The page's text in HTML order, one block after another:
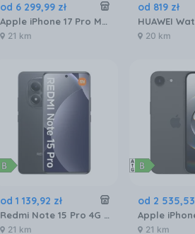
od 6 299,99 zł
Apple iPhone 17 Pro Max 256GB Srebrny
21 km
od 819 zł
20 km
od 1 139,92 zł
Redmi Note 15 Pro 4G 8/256GB Czarny
21 km
od 2 535,53
21 km